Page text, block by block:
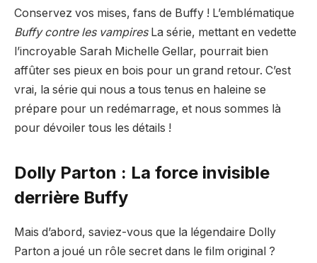
Conservez vos mises, fans de Buffy ! L’emblématique
Buffy contre les vampires La série, mettant en vedette
l’incroyable Sarah Michelle Gellar, pourrait bien
affûter ses pieux en bois pour un grand retour. C’est
vrai, la série qui nous a tous tenus en haleine se
prépare pour un redémarrage, et nous sommes là
pour dévoiler tous les détails !
Dolly Parton : La force invisible
derrière Buffy
Mais d’abord, saviez-vous que la légendaire Dolly
Parton a joué un rôle secret dans le film original ?